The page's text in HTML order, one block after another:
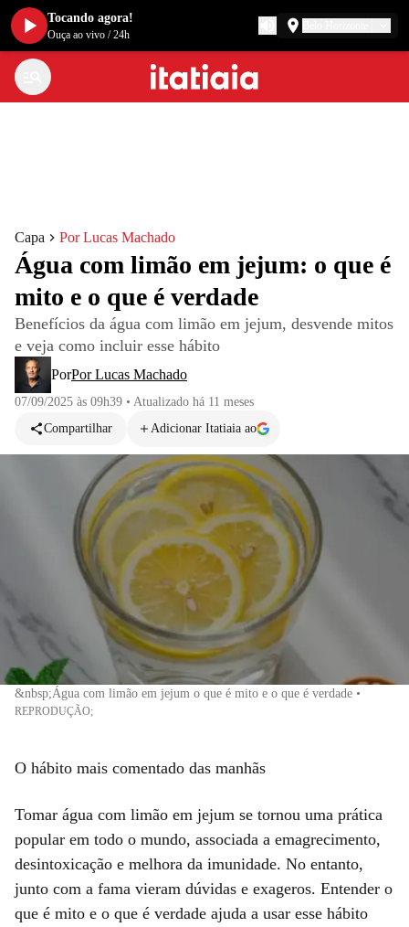
Capa Por Lucas Machado
Água com limão em jejum: o que é
mito e o que é verdade
Benefícios da água com limão em jejum, desvende mitos
e veja como incluir esse hábito
PorPor Lucas Machado
07/09/2025 às 09h39 • Atualizado há 11 meses
Compartilhar
Adicionar Itatiaia ao
&nbsp;Água com limão em jejum o que é mito e o que é verdade •
REPRODUÇÃO;
O hábito mais comentado das manhãs
Tomar água com limão em jejum se tornou uma prática
popular em todo o mundo, associada a emagrecimento,
desintoxicação e melhora da imunidade. No entanto,
junto com a fama vieram dúvidas e exageros. Entender o
que é mito e o que é verdade ajuda a usar esse hábito
Tocando agora!
Ouça ao vivo /24h